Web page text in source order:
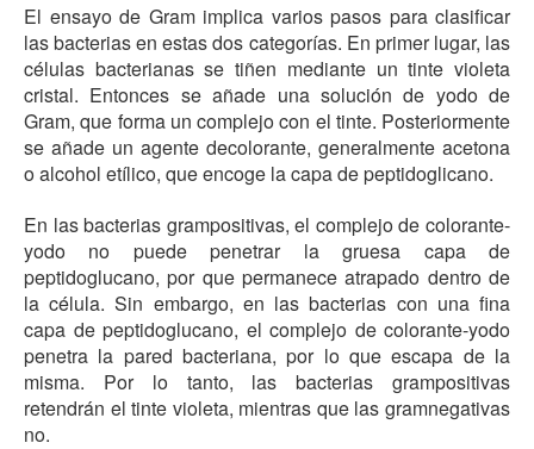
El ensayo de Gram implica varios pasos para clasificar
las bacterias en estas dos categorías. En primer lugar, las
células bacterianas se tiñen mediante un tinte violeta
cristal. Entonces se añade una solución de yodo de
Gram, que forma un complejo con el tinte. Posteriormente
se añade un agente decolorante, generalmente acetona
o alcohol etílico, que encoge la capa de peptidoglicano.
En las bacterias grampositivas, el complejo de colorante-
yodo no puede penetrar la gruesa capa de
peptidoglucano, por que permanece atrapado dentro de
la célula. Sin embargo, en las bacterias con una fina
capa de peptidoglucano, el complejo de colorante-yodo
penetra la pared bacteriana, por lo que escapa de la
misma. Por lo tanto, las bacterias grampositivas
retendrán el tinte violeta, mientras que las gramnegativas
no.